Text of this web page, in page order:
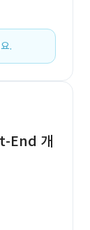
.
End 개